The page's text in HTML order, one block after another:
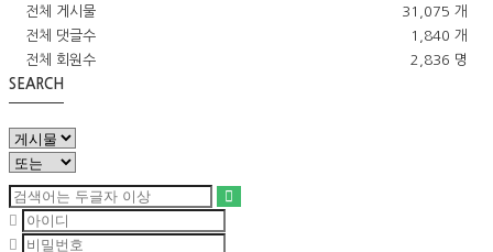
31,075 개
전체 게시물
1,840 개
전체 댓글수
2,836 명
전체 회원수
SEARCH